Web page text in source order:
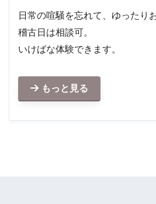
日常の喧騒を忘れて、ゆったり
稽古日は相談可。
いけばな体験できます。
もっと見る